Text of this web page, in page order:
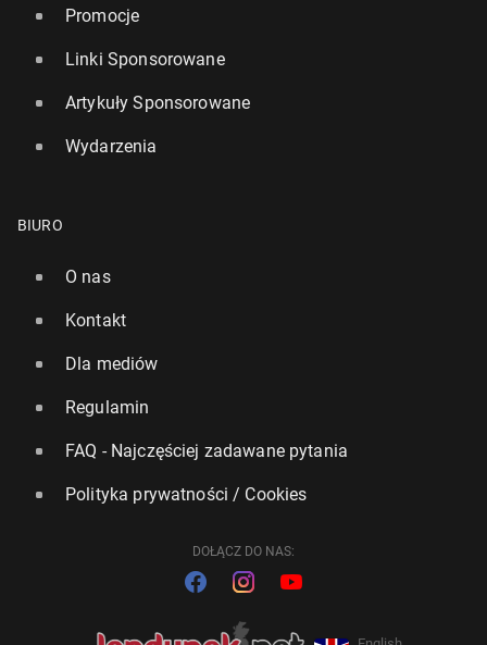
Promocje
Linki Sponsorowane
Artykuły Sponsorowane
Wydarzenia
BIURO
O nas
Kontakt
Dla mediów
Regulamin
FAQ - Najczęściej zadawane pytania
Polityka prywatności / Cookies
DOŁĄCZ DO NAS: